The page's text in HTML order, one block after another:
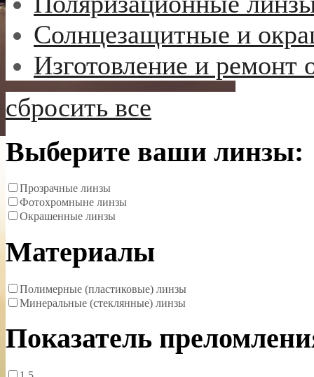
Солнцезащитные и
Изготовление и ремонт
сбросить все
Выберите ваши линзы:
Прозрачные линзы
Фотохромныне линзы
Окрашенные линзы
Материалы
Полимерные (пластиковые) линзы
Минеральные (стеклянные) линзы
Показатель